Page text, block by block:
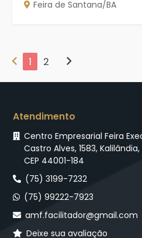
Feira de Santana/BA
chevron_left 1 2 chevron_right
Atendimento
Centro Empresarial Feira
Castro Alves, 1583,
CEP 44001-184
(75) 3199-7232
(75) 99222-7923
amf.facilitador@gmail.com
Deixe sua avaliação